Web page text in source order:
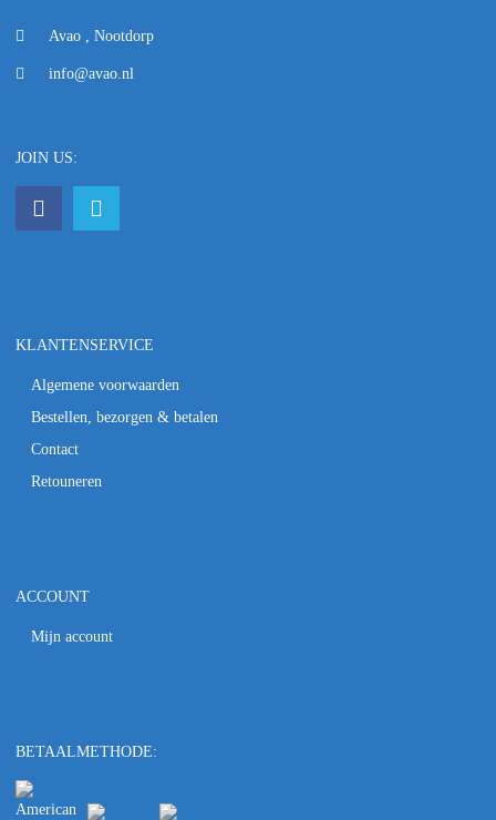
Avao , Nootdorp
info@avao.nl
JOIN US:
KLANTENSERVICE
Algemene voorwaarden
Bestellen, bezorgen & betalen
Contact
Retouneren
ACCOUNT
Mijn account
BETAALMETHODE: